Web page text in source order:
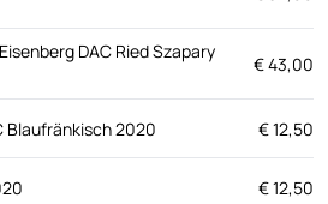
DAC Ried Szapary
€ 43,00
Blaufränkisch 2020 € 12,50
€ 12,50